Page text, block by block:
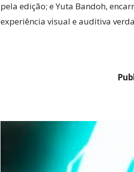
pela edição; e Yuta Bandoh,
experiência visual e auditiva